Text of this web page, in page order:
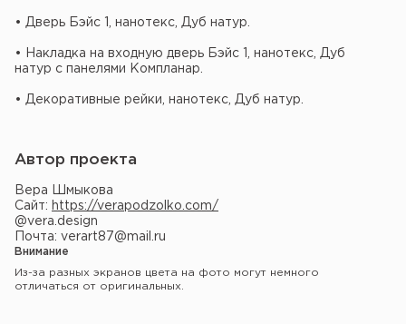
• Дверь Бэйс 1, нанотекс, Дуб натур.
• Накладка на входную дверь Бэйс 1, нанотекс, Дуб
натур с панелями Компланар.
• Декоративные рейки, нанотекс, Дуб натур.
Автор проекта
Вера Шмыкова
Сайт: https://verapodzolko.com/
@vera.design
Почта: verart87@mail.ru
Внимание
Из-за разных экранов цвета на фото могут немного
отличаться от оригинальных.